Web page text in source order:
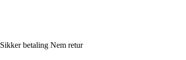
Sikker betaling Nem retur